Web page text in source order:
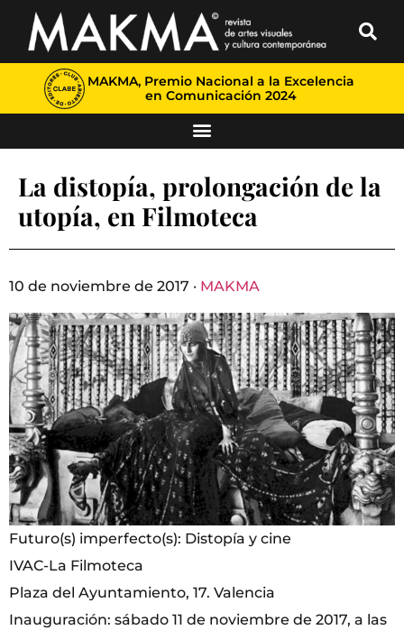
MAKMA, Premio Nacional a la Excelencia
en Comunicación 2024
La distopía, prolongación de la
utopía, en Filmoteca
10 de noviembre de 2017 · MAKMA
Futuro(s) imperfecto(s): Distopía y cine
IVAC-La Filmoteca
Plaza del Ayuntamiento, 17. Valencia
Inauguración: sábado 11 de noviembre de 2017, a las